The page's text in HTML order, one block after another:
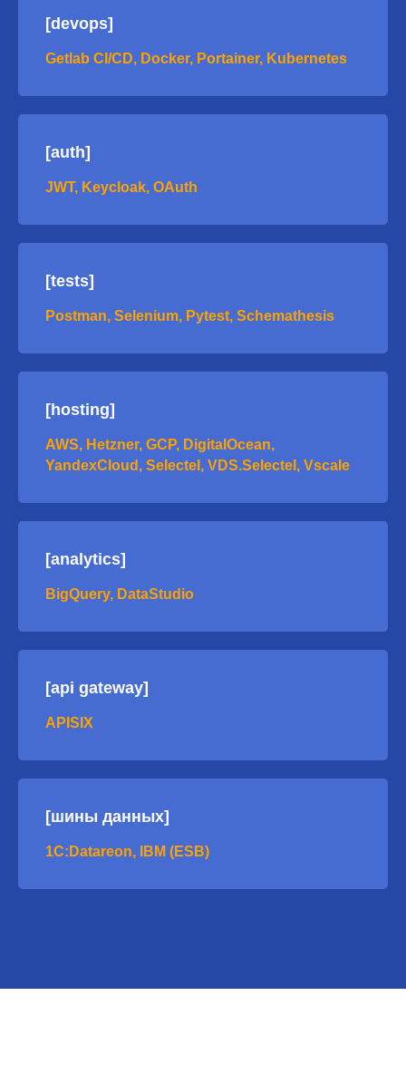
[devops]
Getlab CI/CD, Docker, Portainer, Kubernetes
[auth]
JWT, Keycloak, OAuth
[tests]
Postman, Selenium, Pytest, Schemathesis
[hosting]
AWS, Hetzner, GCP, DigitalOcean,
YandexCloud, Selectel, VDS.Selectel, Vscale
[analytics]
BigQuery, DataStudio
[api gateway]
APISIX
[шины данных]
1C:Datareon, IBM (ESB)